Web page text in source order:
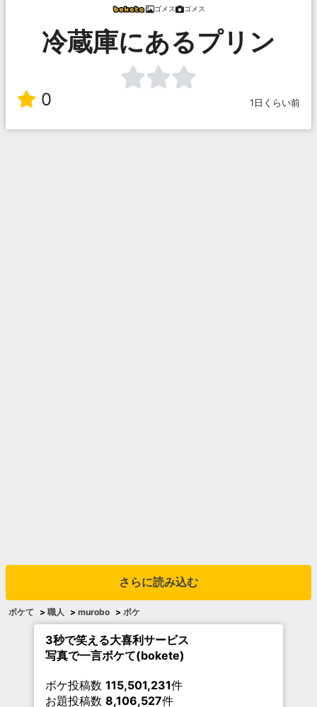
ゴメス ゴメス
冷蔵庫にあるプリン
0 1日くらい前
さらに読み込む
ボケて > 職人 > murobo > ボケ
3秒で笑える大喜利サービス
写真で一言ボケて(bokete)
ボケ投稿数 115,501,231件
お題投稿数 8,106,527件